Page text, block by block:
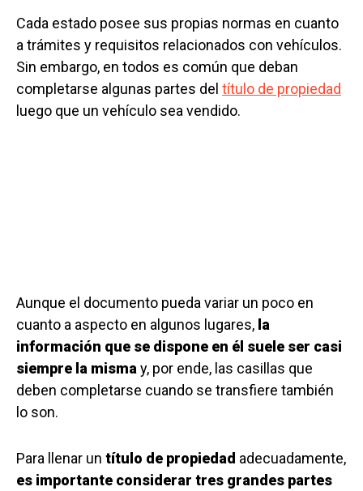
Cada estado posee sus propias normas en cuanto
a trámites y requisitos relacionados con vehículos.
Sin embargo, en todos es común que deban
completarse algunas partes del título de propiedad
luego que un vehículo sea vendido.
Aunque el documento pueda variar un poco en
cuanto a aspecto en algunos lugares, la
información que se dispone en él suele ser casi
siempre la mismay, por ende, las casillas que
deben completarse cuando se transfiere también
lo son.
Para llenar un título de propiedad adecuadamente,
es importante considerar tres grandes partes